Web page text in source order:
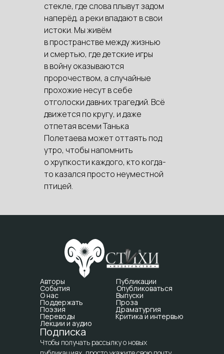
стекле, где слова плывут задом
наперёд, а реки впадают в свои
истоки. Мы живём
в пространстве между жизнью
и смертью, где детские игры
в войну оказываются
пророчеством, а случайные
прохожие несут в себе
отголоски давних трагедий. Всё
движется по кругу, и даже
отпетая всеми Танька
Полетаева может оттаять под
утро, чтобы напомнить
о хрупкости каждого, кто когда-
то казался просто неуместной
птицей.
Авторы Публикации
События Опубликоваться
О нас Выпуски
Поддержать Проза
Поэзия Драматургия
Переводы Критика и интервью
Лекции и аудио
Подписка
Чтобы получать рассылку о новых